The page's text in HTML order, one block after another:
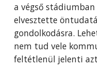
a végső
elvesztette
gondolkodásra.
nem tud vele
feltétlenül jelenti